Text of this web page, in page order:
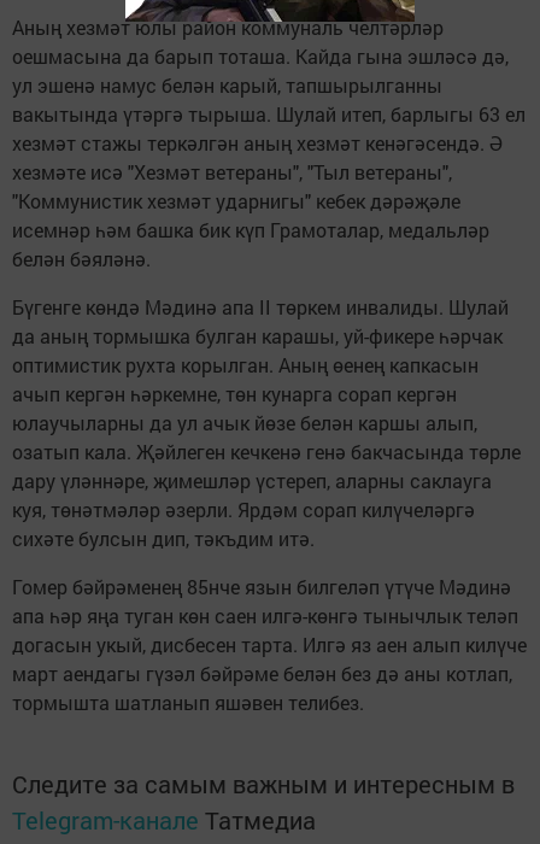
Аның хезмәт юлы район коммуналь челтәрләр
оешмасына да барып тоташа. Кайда гына эшләсә дә,
ул эшенә намус белән карый, тапшырылганны
вакытында үтәргә тырыша. Шулай итеп, барлыгы 63 ел
хезмәт стажы теркәлгән аның хезмәт кенәгәсендә. Ә
хезмәте исә "Хезмәт ветераны", "Тыл ветераны",
"Коммунистик хезмәт ударнигы" кебек дәрәҗәле
исемнәр һәм башка бик күп Грамоталар, медальләр
белән бәяләнә.
Бүгенге көндә Мәдинә апа II төркем инвалиды. Шулай
да аның тормышка булган карашы, уй-фикере һәрчак
оптимистик рухта корылган. Аның өенең капкасын
ачып кергән һәркемне, төн кунарга сорап кергән
юлаучыларны да ул ачык йөзе белән каршы алып,
озатып кала. Җәйлеген кечкенә генә бакчасында төрле
дару үләннәре, җимешләр үстереп, аларны саклауга
куя, төнәтмәләр әзерли. Ярдәм сорап килүчеләргә
сихәте булсын дип, тәкъдим итә.
Гомер бәйрәменең 85нче язын билгеләп үтүче Мәдинә
апа һәр яңа туган көн саен илгә-көнгә тынычлык теләп
догасын укый, дисбесен тарта. Илгә яз аен алып килүче
март аендагы гүзәл бәйрәме белән без дә аны котлап,
тормышта шатланып яшәвен телибез.
Следите за самым важным и интересным в
Telegram-канале Татмедиа